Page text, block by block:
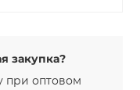
закупка?
при оптовом